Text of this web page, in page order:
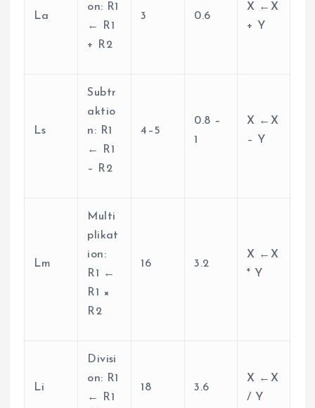
La
on: R1
← R1
+ R2
3 0.6
X ←X
+ Y
Ls
Subtr
aktio
n: R1
← R1
– R2
4–5
0.8 –
1
X ←X
– Y
Lm
Multi
plikat
ion:
R1 ←
R1 ×
R2
16 3.2
X ←X
* Y
Li
Divisi
on: R1
← R1
18 3.6
X ←X
/ Y